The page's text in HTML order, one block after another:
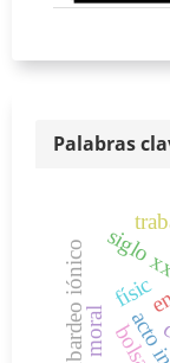
Palabras
siglo
bombardeo iónico físic